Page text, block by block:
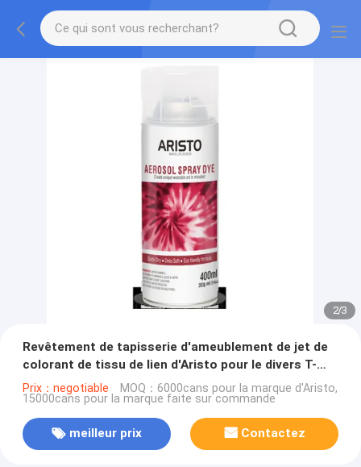
2/3
Revêtement de tapisserie d'ameublement de jet de
colorant de tissu de lien d'Aristo pour le divers T-
shirt de DIY facilement
Prix：negotiable MOQ：6000cans pour la marque d'Aristo,
15000cans pour la marque faite sur commande
meilleur prix Contactez